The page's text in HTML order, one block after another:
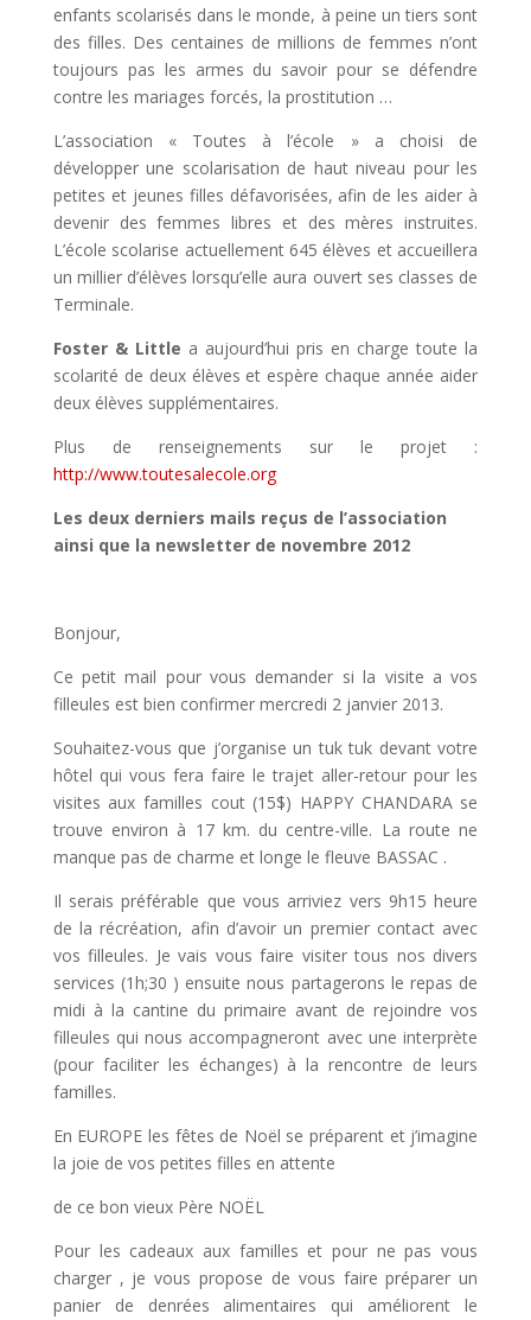
enfants scolarisés dans le monde, à peine un tiers sont
des filles. Des centaines de millions de femmes n’ont
toujours pas les armes du savoir pour se défendre
contre les mariages forcés, la prostitution …
L’association « Toutes à l’école » a choisi de
développer une scolarisation de haut niveau pour les
petites et jeunes filles défavorisées, afin de les aider à
devenir des femmes libres et des mères instruites.
L’école scolarise actuellement 645 élèves et accueillera
un millier d’élèves lorsqu’elle aura ouvert ses classes de
Terminale.
Foster & Little a aujourd’hui pris en charge toute la
scolarité de deux élèves et espère chaque année aider
deux élèves supplémentaires.
Plus de renseignements sur le projet :
http://www.toutesalecole.org
Les deux derniers mails reçus de l’association
ainsi que la newsletter de novembre 2012
Bonjour,
Ce petit mail pour vous demander si la visite a vos
filleules est bien confirmer mercredi 2 janvier 2013.
Souhaitez-vous que j’organise un tuk tuk devant votre
hôtel qui vous fera faire le trajet aller-retour pour les
visites aux familles cout (15$) HAPPY CHANDARA se
trouve environ à 17 km. du centre-ville. La route ne
manque pas de charme et longe le fleuve BASSAC .
Il serais préférable que vous arriviez vers 9h15 heure
de la récréation, afin d’avoir un premier contact avec
vos filleules. Je vais vous faire visiter tous nos divers
services (1h;30 ) ensuite nous partagerons le repas de
midi à la cantine du primaire avant de rejoindre vos
filleules qui nous accompagneront avec une interprète
(pour faciliter les échanges) à la rencontre de leurs
familles.
En EUROPE les fêtes de Noël se préparent et j’imagine
la joie de vos petites filles en attente
de ce bon vieux Père NOËL
Pour les cadeaux aux familles et pour ne pas vous
charger , je vous propose de vous faire préparer un
panier de denrées alimentaires qui améliorent le